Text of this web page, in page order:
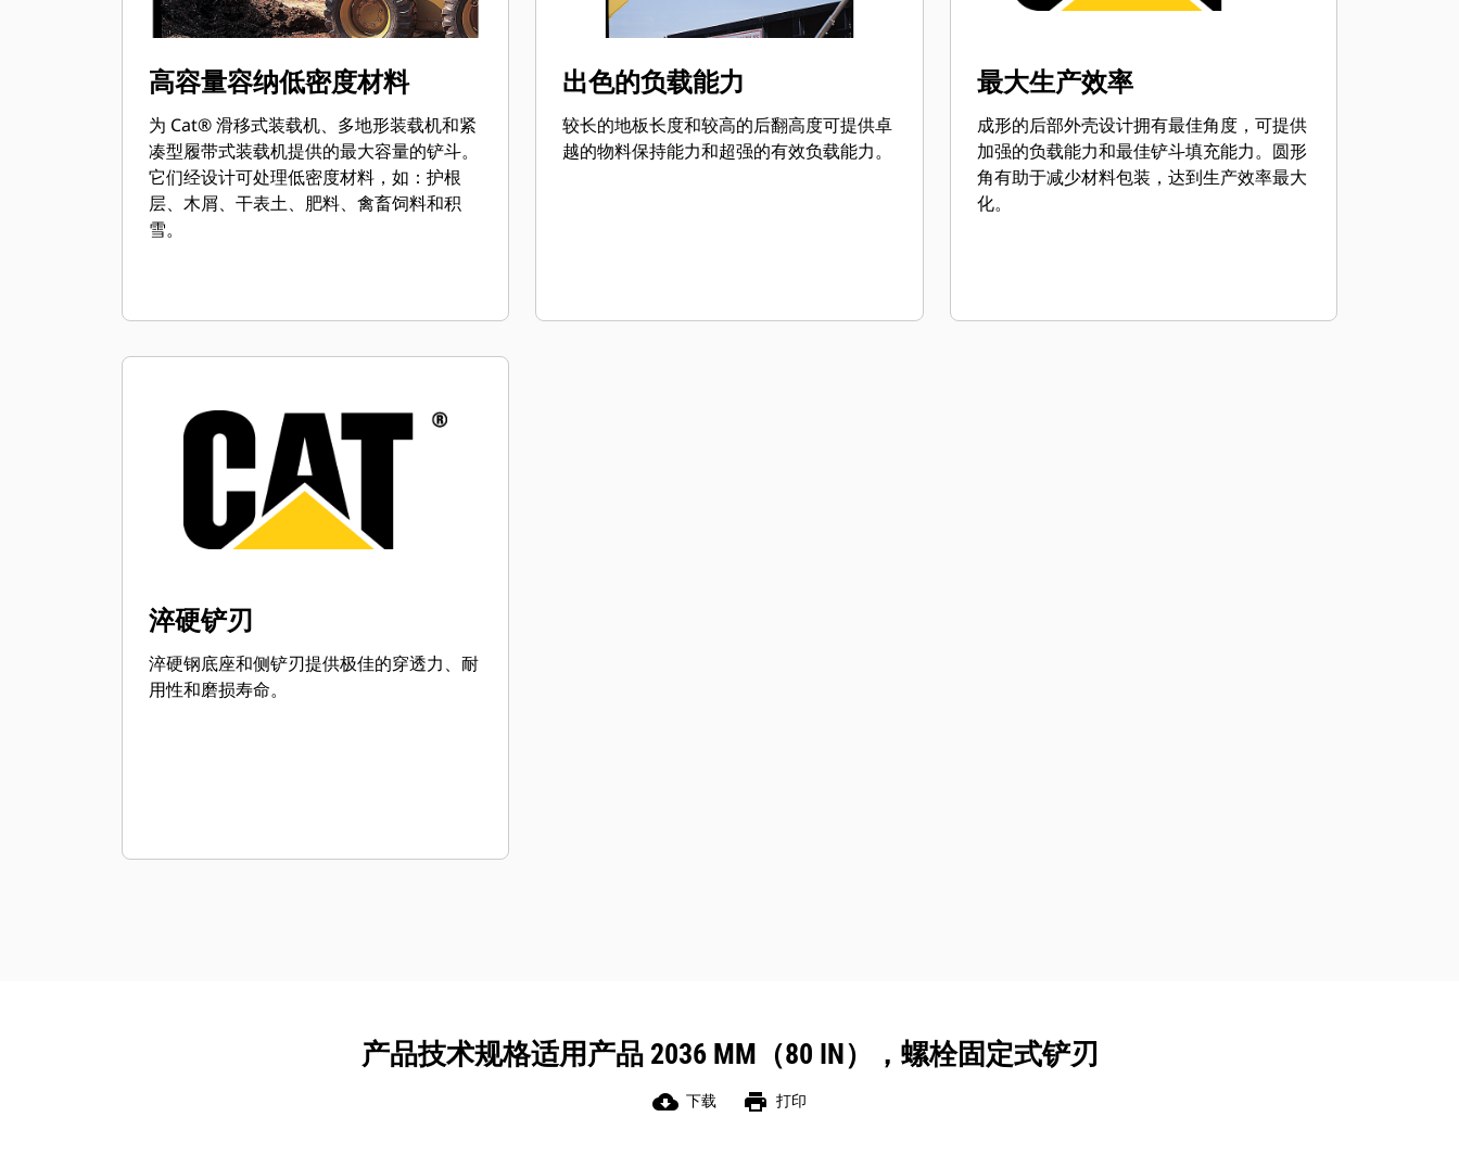
高容量容纳低密度材料
为 Cat® 滑移式装载机、多地形装载机和紧
凑型履带式装载机提供的最大容量的铲斗。
它们经设计可处理低密度材料，如：护根
层、木屑、干表土、肥料、禽畜饲料和积
雪。
出色的负载能力
较长的地板长度和较高的后翻高度可提供卓
越的物料保持能力和超强的有效负载能力。
最大生产效率
成形的后部外壳设计拥有最佳角度，可提供
加强的负载能力和最佳铲斗填充能力。圆形
角有助于减少材料包装，达到生产效率最大
化。
淬硬铲刃
淬硬钢底座和侧铲刃提供极佳的穿透力、耐
用性和磨损寿命。
产品技术规格适用产品 2036 MM（80 IN），螺栓固定式铲刃
cloud_download 下载 print 打印